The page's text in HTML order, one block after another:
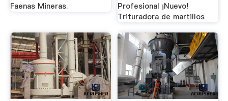
Faenas Mineras.
Profesional ¡Nuevo!
Trituradora de martillos